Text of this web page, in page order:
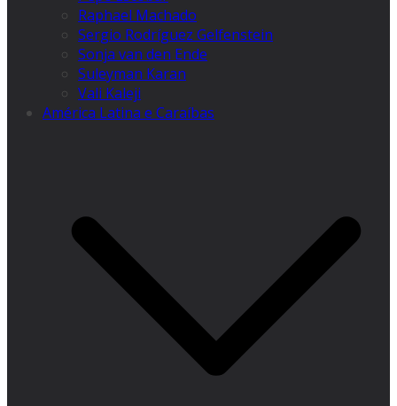
Raphael Machado
Sergio Rodríguez Gelfenstein
Sonja van den Ende
Suleyman Karan
Vali Kaleji
América Latina e Caraíbas